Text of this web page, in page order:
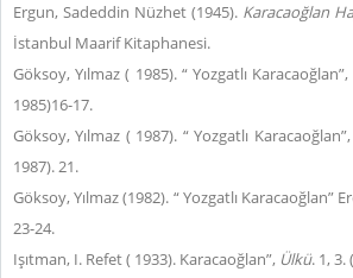
Ergun, Sadeddin Nüzhet (1945). Karacaoğlan
İstanbul Maarif Kitaphanesi.
Göksoy, Yılmaz ( 1985). “ Yozgatlı Karacaoğlan”,
1985)16-17.
Göksoy, Yılmaz ( 1987). “ Yozgatlı Karacaoğlan”,
1987). 21.
Göksoy, Yılmaz (1982). “ Yozgatlı Karacaoğlan”
23-24.
Işıtman, I. Refet ( 1933). Karacaoğlan”, Ülkü. 1, 3.